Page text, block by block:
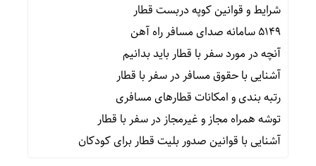
شرایط و قوانین کوپه دربست قطار
۵۱۴۹ سامانه صدای مسافر راه آهن
آنچه در مورد سفر با قطار باید بدانیم
آشنایی با حقوق مسافر در سفر با قطار
رتبه بندی و امکانات قطارهای مسافری
توشه همراه مجاز و غیرمجاز در سفر با قطار
آشنایی با قوانین صدور بلیت قطار برای کودکان